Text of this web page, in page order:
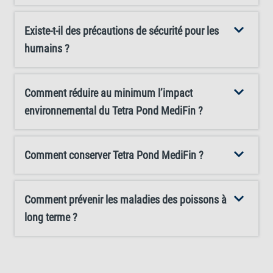
accidentelle, consultez immédiatement un médecin et
montrez la notice ou l'étiquette de l'emballage. Assurez-
formaldéhyde est utilisé. Ce produit vétérinaire a un fort
effet colorant. Par conséquent, évitez tout contact avec
d'être reportés. Tetra Pond MediFin ne doit pas être
effets nocifs de l'oxalate de malachite verte sur
l'environnement, l'eau du bassin doit être filtrée avec du
Existe-t-il des précautions de sécurité pour les
humains ?
Comment réduire au minimum l’impact
environnemental du Tetra Pond MediFin ?
Comment conserver Tetra Pond MediFin ?
Comment prévenir les maladies des poissons à
long terme ?